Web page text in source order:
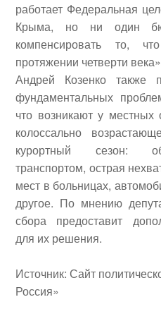
работает Федеральная
Крыма, но ни один
компенсировать то,
протяжении четверти
Андрей Козенко также
фундаментальных
что возникают у местных
колоссально
курортный сезон:
транспортом, острая
мест в больницах,
другое. По мнению
сбора предоставит
для их решения.
Источник: Сайт
Россия»